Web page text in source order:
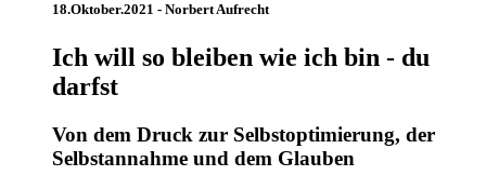
18.Oktober.2021 - Norbert Aufrecht
Ich will so bleiben wie ich bin - du
darfst
Von dem Druck zur Selbstoptimierung, der
Selbstannahme und dem Glauben